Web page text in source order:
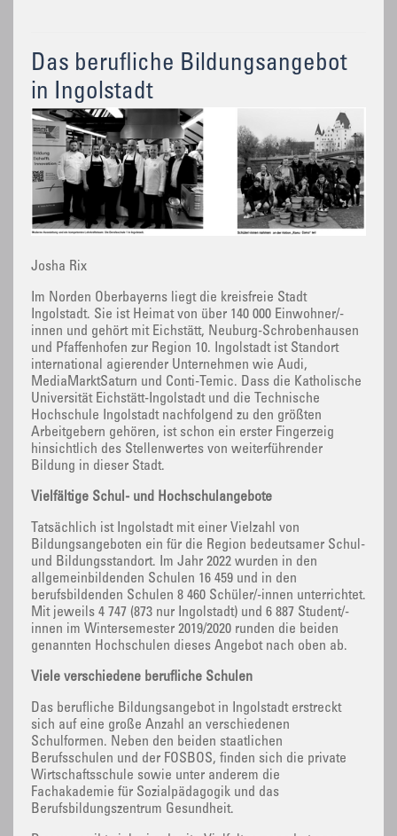
Das berufliche Bildungsangebot
in Ingolstadt
Josha Rix
Im Norden Oberbayerns liegt die kreisfreie Stadt
Ingolstadt. Sie ist Heimat von über 140 000 Einwohner/-
innen und gehört mit Eichstätt, Neuburg-Schrobenhausen
und Pfaffenhofen zur Region 10. Ingolstadt ist Standort
international agierender Unternehmen wie Audi,
MediaMarktSaturn und Conti-Temic. Dass die Katholische
Universität Eichstätt-Ingolstadt und die Technische
Hochschule Ingolstadt nachfolgend zu den größten
Arbeitgebern gehören, ist schon ein erster Fingerzeig
hinsichtlich des Stellenwertes von weiterführender
Bildung in dieser Stadt.
Vielfältige Schul- und Hochschulangebote
Tatsächlich ist Ingolstadt mit einer Vielzahl von
Bildungsangeboten ein für die Region bedeutsamer Schul-
und Bildungsstandort. Im Jahr 2022 wurden in den
allgemeinbildenden Schulen 16 459 und in den
berufsbildenden Schulen 8 460 Schüler/-innen unterrichtet.
Mit jeweils 4 747 (873 nur Ingolstadt) und 6 887 Student/-
innen im Wintersemester 2019/2020 runden die beiden
genannten Hochschulen dieses Angebot nach oben ab.
Viele verschiedene berufliche Schulen
Das berufliche Bildungsangebot in Ingolstadt erstreckt
sich auf eine große Anzahl an verschiedenen
Schulformen. Neben den beiden staatlichen
Berufsschulen und der FOSBOS, finden sich die private
Wirtschaftsschule sowie unter anderem die
Fachakademie für Sozialpädagogik und das
Berufsbildungszentrum Gesundheit.